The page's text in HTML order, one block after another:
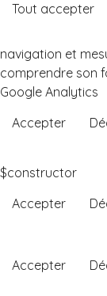
Tout accepter
navigation et
comprendre son
Google Analytics
Accepter
$constructor
Accepter
Accepter